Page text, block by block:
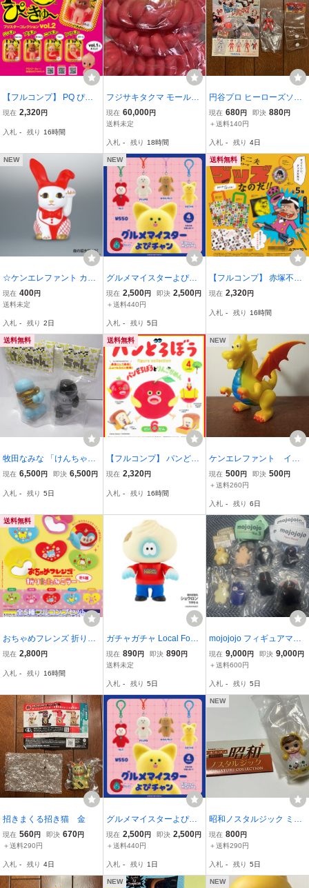
【フルコンプ】 PQ ぴ～
きゅ～ ブリスターコレク
ト】 ブルーマウンテン BI
ルトイ [111069]
現在 2,320円
入札 - 残り 16時間
フジサキタクマ モールエ
イリアン モールミュータ
ント ソフビ フィギュア
現在 60,000円
送料未定
入札 - 残り 18時間
円谷プロ ヒーローズソフ
ビボールチェーンマスコ
ットB ファイヤーマン
現在 680円 即決 880円
＋送料140円
入札 - 残り 4日
NEW
☆ケンエレファント カプ
セルトイ 情熱PRODUCT
第9弾 現代美術二等兵の
(約H63mm)」完成品 フィ
ギュア ガチャ 食玩
現在 400円
送料未定
入札 - 残り 2日
NEW
グルメマイスターよぴチ
ャン フィギュアマスコッ
ト BOX付き ふわふわフ
ル付き ガチャガチャ
ケンエレファント
現在 2,500円 即決 2,500円
＋送料440円
入札 - 残り 5日
送料無料
【フルコンプ】 赤塚不二
夫キャラクタース クッス
ト】 ケンエレファント グ
7]
現在 2,320円
入札 - 残り 16時間
送料無料
牧田なみな 「けんちゃ
ん」ソフビ人形 1stカラ
ー：サックスブルー×ゴー
レファント中空工房
現在 6,500円 即決 6,500円
入札 - 残り 5日
送料無料
【フルコンプ】 パンどろ
ぼう フィギュアコレクシ
ト】 ケンエレファント K
セルトイ 111094
現在 2,320円
入札 - 残り 16時間
NEW
ケンエレファント イエ
ローthe dragon ドラゴ
ン 山崎若菜 検） ガチ
フビ TOY
現在 500円 即決 500円
＋送料260円
入札 - 残り 6日
送料無料
おちゃめフレンズ 折りた
たみミラー ウルトラニュ
フルコンプセット】 MieD
プセルトイ 108399
現在 2,800円
入札 - 残り 16時間
ガチャガチャ Local Foodi
es Figure Collection ロー
カルフーディーズ フィギ
ュア ゾンビ ショウロン H
UMAN ROBOT
現在 890円 即決 890円
送料未定
入札 - 残り 5日
mojojojo フィギュアマス
コット 全4種 & vol.3 ケン
エレファント 5周年 黒デ
超人気
現在 9,000円 即決 9,000円
＋送料600円
入札 - 残り 5日
招きまくる招き猫 金
現在 560円 即決 670円
＋送料290円
入札 - 残り 4日
グルメマイスターよぴチ
ャン フィギュアマスコッ
ト BOX フロッキー仕様
ガチャ ケンエレファン
ト
現在 2,500円 即決 2,500円
＋送料440円
入札 - 残り 1日
NEW
昭和ノスタルジック ミニ
チュアコレクション おき
あがりポロンちゃんとガ
現在 800円
＋送料290円
入札 - 残り 5日
NEW NEW